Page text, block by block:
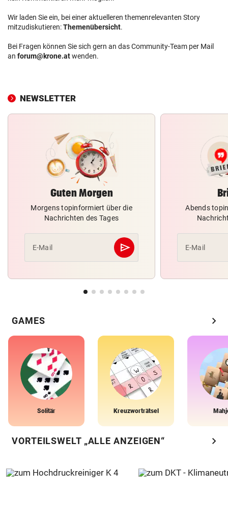
Wir laden Sie ein, bei einer aktuelleren themenrelevanten Story
mitzudiskutieren:Themenübersicht.
Bei Fragen können Sie sich gern an das Community-Team per Mail
an forum@krone.atwenden.
NEWSLETTER
Guten Morgen
Morgens topinformiert über die
Nachrichten des Tages
E-Mail send
Abschicken
Abends
E-Mail
GAMES chevron_right
Solitär Kreuzworträtsel
VORTEILSWELT „ALLE ANZEIGEN“ chevron_right